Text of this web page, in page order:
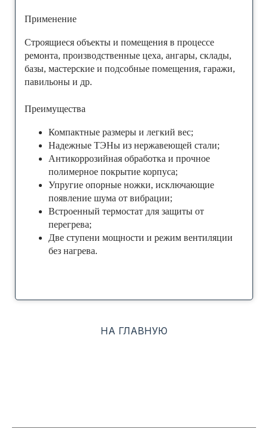
Применение
Строящиеся объекты и помещения в процессе
ремонта, производственные цеха, ангары, склады,
базы, мастерские и подсобные помещения, гаражи,
павильоны и др.
Преимущества
Компактные размеры и легкий вес;
Надежные ТЭНы из нержавеющей стали;
Антикоррозийная обработка и прочное
полимерное покрытие корпуса;
Упругие опорные ножки, исключающие
появление шума от вибрации;
Встроенный термостат для защиты от
перегрева;
Две ступени мощности и режим вентиляции
без нагрева.
НА ГЛАВНУЮ